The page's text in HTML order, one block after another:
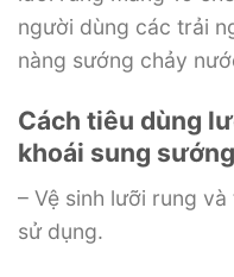
người dùng các trải
nàng sướng chảy
Cách tiêu dùng
khoái sung
– Vệ sinh lưỡi rung
sử dụng.